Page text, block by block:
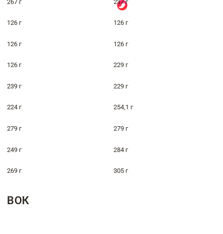
267 г 237 г
126 г 126 г
126 г 126 г
126 г 229 г
239 г 229 г
224 г 254,1 г
279 г 279 г
249 г 284 г
269 г 305 г
ВОК